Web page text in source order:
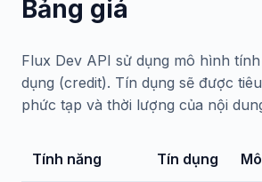
Bảng giá
Flux Dev API sử dụng mô hình
dụng (credit). Tín dụng sẽ được
phức tạp và thời lượng của nội
Tính năng Tín dụng